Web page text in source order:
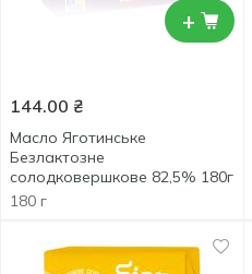
+
144.00 ₴
Масло Яготинське
Безлактозне
солодковершкове 82,5% 180г
180 г